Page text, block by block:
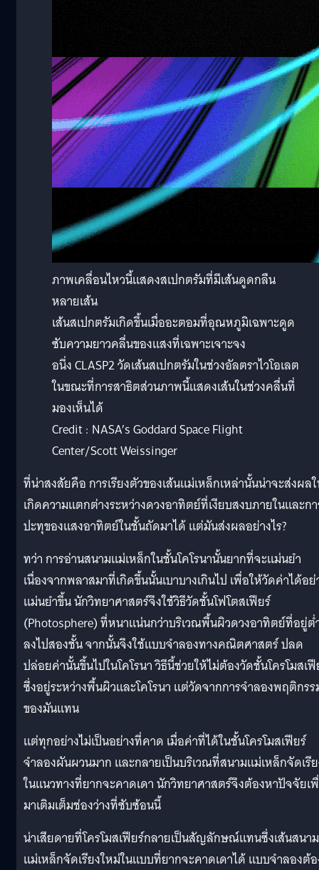
ภาพเคลื่อนไหวนี้แสดงสเปกตรัมที่มีเส้นดูดกลืน
หลายเส้น
เส้นสเปกตรัมเกิดขึ้นเมื่ออะตอมที่อุณหภูมิเฉพาะดูด
ซับความยาวคลื่นของแสงที่เฉพาะเจาะจง
อนึ่ง CLASP2 วัดเส้นสเปกตรัมในช่วงอัลตราไวโอเลต
ในขณะที่การสาธิตส่วนภาพนี้แสดงเส้นในช่วงคลื่นที่
มองเห็นได้
Credit : NASA’s Goddard Space Flight
Center/Scott Weissinger
ที่น่าสงสัยคือ การเรียงตัวของเส้นแม่เหล็กเหล่านั้นน่าจะส่งผล
เกิดความแตกต่างระหว่างดวงอาทิตย์ที่เงียบสงบภายในและก
ปะทุของแสงอาทิตย์ในชั้นถัดมาได้ แต่มันส่งผลอย่างไร?
ทว่า การอ่านสนามแม่เหล็กในชั้นโคโรนานั้นยากที่จะแม่นยำ
เนื่องจากพลาสมาที่เกิดขึ้นนั้นเบาบางเกินไป เพื่อให้วัดค่าได้อย่
แม่นยำขึ้น นักวิทยาศาสตร์จึงใช้วิธีวัดชั้นโฟโตสเฟียร์
(Photosphere) ที่หนาแน่นกว่าบริเวณพื้นผิวดวงอาทิตย์ที่อยู่ต่
ลงไปสองชั้น จากนั้นจึงใช้แบบจำลองทางคณิตศาสตร์ ปลด
ปล่อยค่านั้นขึ้นไปในโคโรนา วิธีนี้ช่วยให้ไม่ต้องวัดชั้นโครโมสเ
ซึ่งอยู่ระหว่างพื้นผิวและโคโรนา แต่วัดจากการจำลองพฤติกร
ของมันแทน
แต่ทุกอย่างไม่เป็นอย่างที่คาด เมื่อค่าที่ได้ในชั้นโครโมสเฟียร์
จำลองผันผวนมาก และกลายเป็นบริเวณที่สนามแม่เหล็กจัดเรี
ในแนวทางที่ยากจะคาดเดา นักวิทยาศาสตร์จึงต้องหาปัจจัยเ
มาเติมเต็มช่องว่างที่ซับซ้อนนี้
น่าเสียดายที่โครโมสเฟียร์กลายเป็นสัญลักษณ์แทนซึ่งเส้นสนาม
แม่เหล็กจัดเรียงใหม่ในแบบที่ยากจะคาดเดาได้ แบบจำลองต้